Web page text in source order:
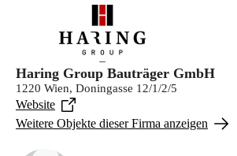
Haring Group Bauträger GmbH
1220 Wien, Doningasse 12/1/2/5
Website
Weitere Objekte dieser Firma anzeigen